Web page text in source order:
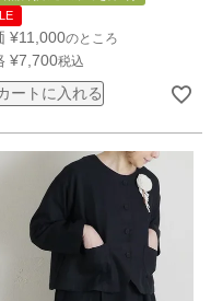
¥11,000のところ
¥7,700税込
ートに入れる